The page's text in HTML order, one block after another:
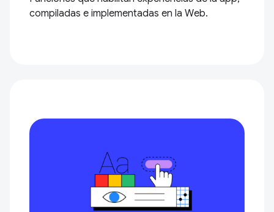
compiladas e implementadas en la Web.